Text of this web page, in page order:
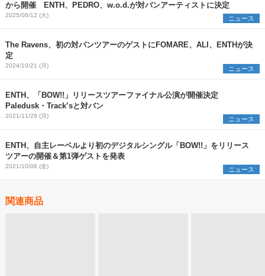
から開催 ENTH、PEDRO、w.o.d.が対バンアーティストに決定
2025/08/12 (火) ニュース
The Ravens、初の対バンツアーのゲストにFOMARE、ALI、ENTHが決
定
2024/10/21 (月) ニュース
ENTH、「BOW!!」リリースツアーファイナル公演が開催決定
Paledusk・Track’sと対バン
2021/11/29 (月) ニュース
ENTH、自主レーベルより初のデジタルシングル「BOW!!」をリリース
ツアーの開催＆第1弾ゲストを発表
2021/10/08 (金) ニュース
関連商品